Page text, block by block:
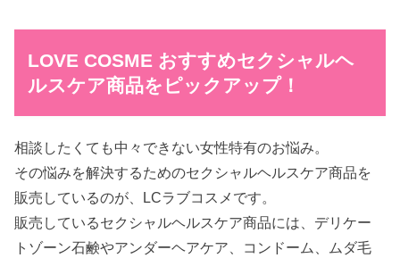
LOVE COSME おすすめセクシャルヘ
ルスケア商品をピックアップ！
相談したくても中々できない女性特有のお悩み。
その悩みを解決するためのセクシャルヘルスケア商品を
販売しているのが、LCラブコスメです。
販売しているセクシャルヘルスケア商品には、デリケー
トゾーン石鹸やアンダーヘアケア、コンドーム、ムダ毛